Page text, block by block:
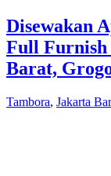
Disewakan
Full Furnish
Barat,
Tambora, Jakarta